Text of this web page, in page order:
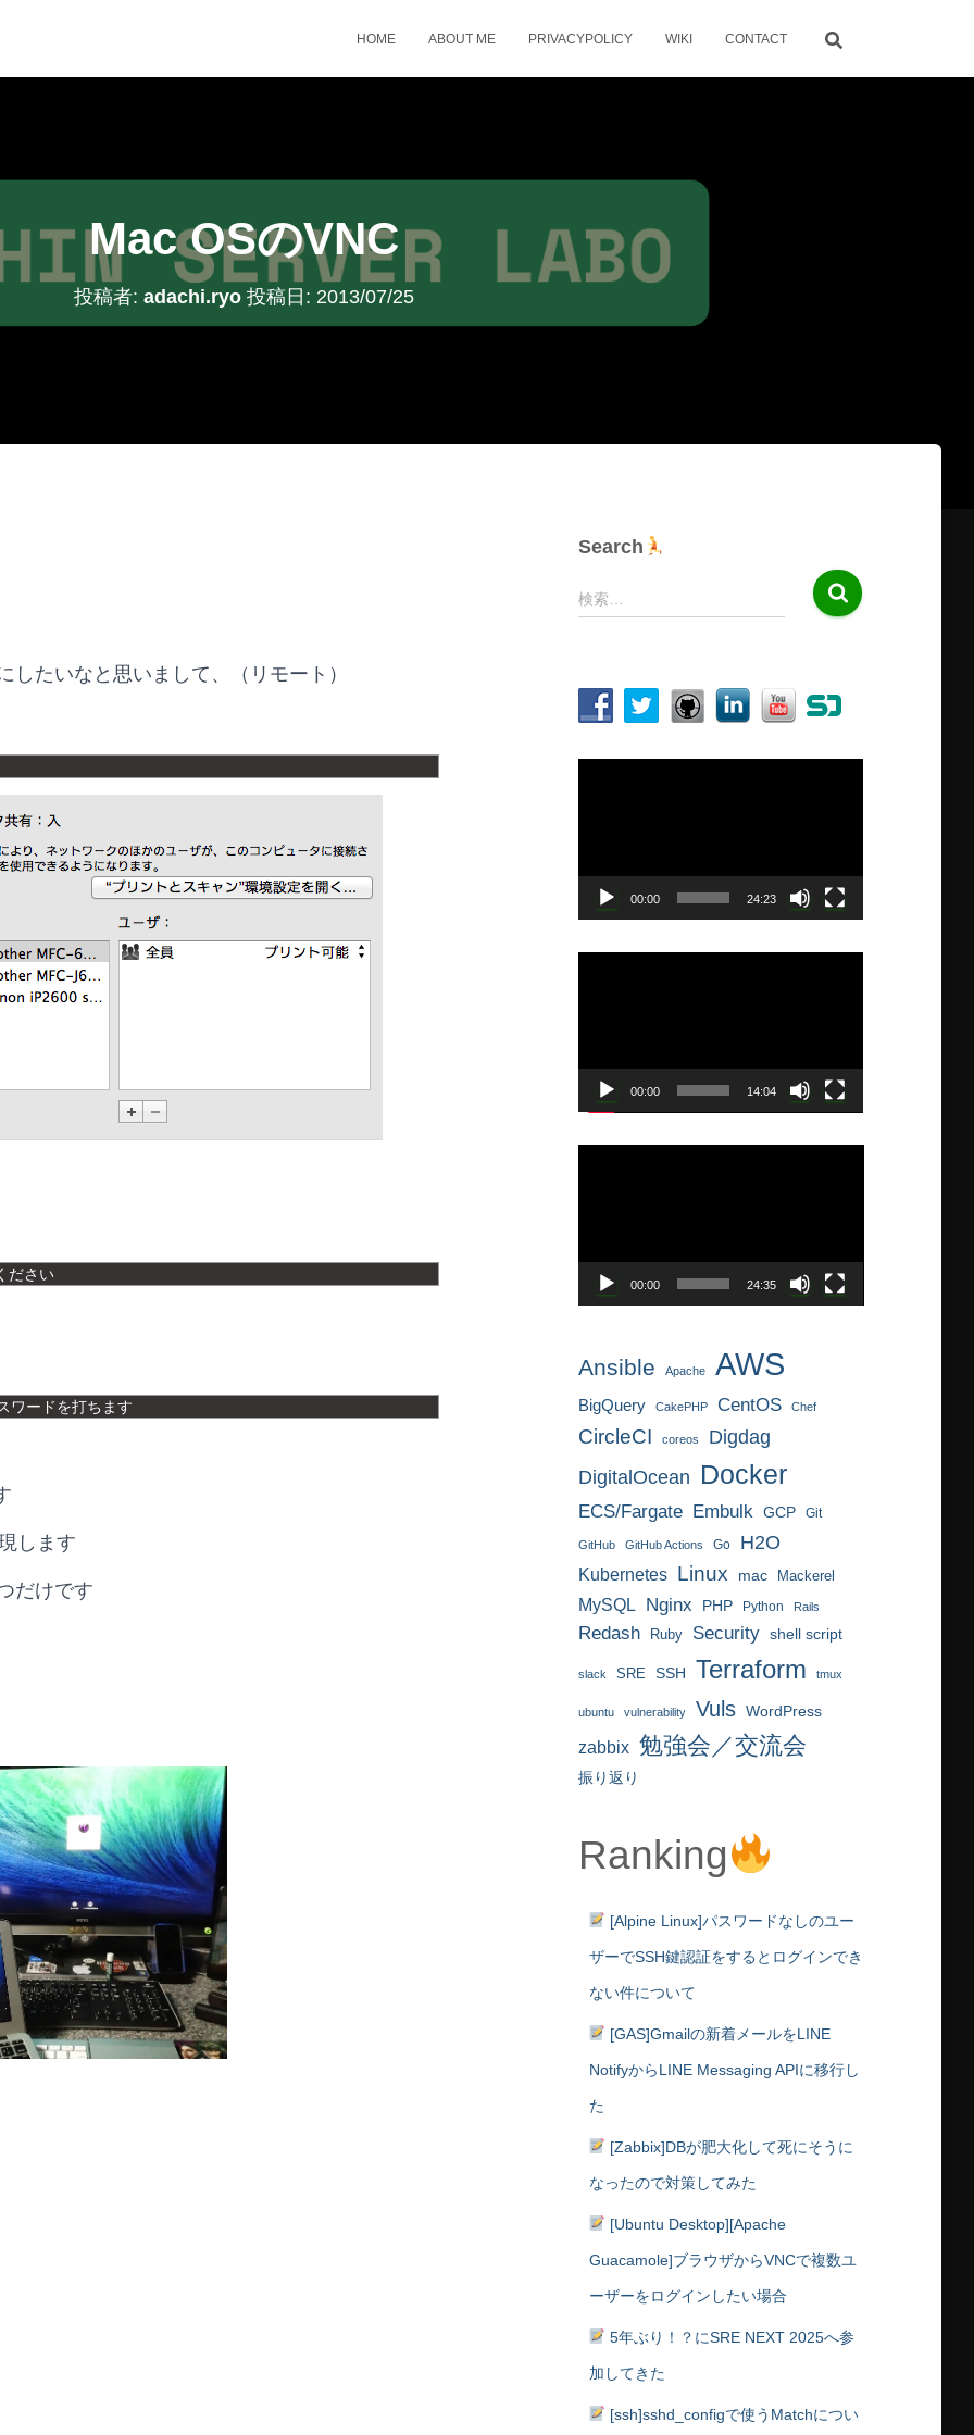
HOME ABOUT ME PRIVACYPOLICY WIKI CONTACT
Mac OSのVNC
投稿者: adachi.ryo投稿日: 2013/07/25
たいなと思いまして、（リモート）
ださい
ワードを打ちます
します
だけです
Search
検
索
検索…
00:00 24:23
00:00 14:04
00:00 24:35
Ansible Apache AWS
BigQuery CakePHP CentOS Chef
CircleCI coreos
Digdag
DigitalOcean Docker
ECS/Fargate Embulk GCP Git
GitHub GitHub Actions Go H2O
Kubernetes Linux mac Mackerel
MySQL Nginx PHP Python Rails
Redash Ruby Security shell script
slack SRE SSH Terraform tmux
ubuntu vulnerability Vuls WordPress
zabbix 勉強会／交流会
振り返り
Ranking
[Alpine Linux]パスワードなしのユー
ザーでSSH鍵認証をするとログインでき
ない件について
[GAS]Gmailの新着メールをLINE
NotifyからLINE Messaging APIに移行し
た
[Zabbix]DBが肥大化して死にそうに
なったので対策してみた
[Ubuntu Desktop][Apache
Guacamole]ブラウザからVNCで複数ユ
ーザーをログインしたい場合
5年ぶり！？にSRE NEXT 2025へ参
加してきた
[ssh]sshd_configで使うMatchについ